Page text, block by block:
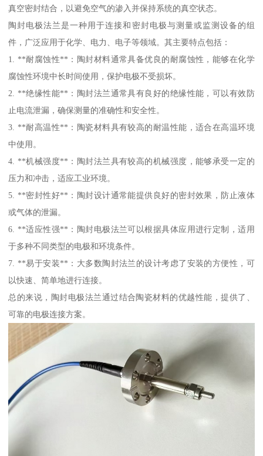
真空密封结合，以避免空气的渗入并保持系统的真空状态。
陶封电极法兰是一种用于连接和密封电极与测量或监测设备的组
件，广泛应用于化学、电力、电子等领域。其主要特点包括：
1. **耐腐蚀性**：陶封材料通常具备优良的耐腐蚀性，能够在化学
腐蚀性环境中长时间使用，保护电极不受损坏。
2. **绝缘性能**：陶封法兰通常具有良好的绝缘性能，可以有效防
止电流泄漏，确保测量的准确性和安全性。
3. **耐高温性**：陶瓷材料具有较高的耐温性能，适合在高温环境
中使用。
4. **机械强度**：陶封法兰具有较高的机械强度，能够承受一定的
压力和冲击，适应工业环境。
5. **密封性好**：陶封设计通常能提供良好的密封效果，防止液体
或气体的泄漏。
6. **适应性强**：陶封电极法兰可以根据具体应用进行定制，适用
于多种不同类型的电极和环境条件。
7. **易于安装**：大多数陶封法兰的设计考虑了安装的方便性，可
以快速、简单地进行连接。
总的来说，陶封电极法兰通过结合陶瓷材料的优越性能，提供了、
可靠的电极连接方案。